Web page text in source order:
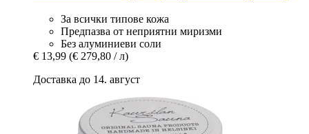
За всички типове кожа
Предпазва от неприятни миризми
Без алуминиеви соли
€ 13,99 (€ 279,80 / л)
Доставка до 14. август